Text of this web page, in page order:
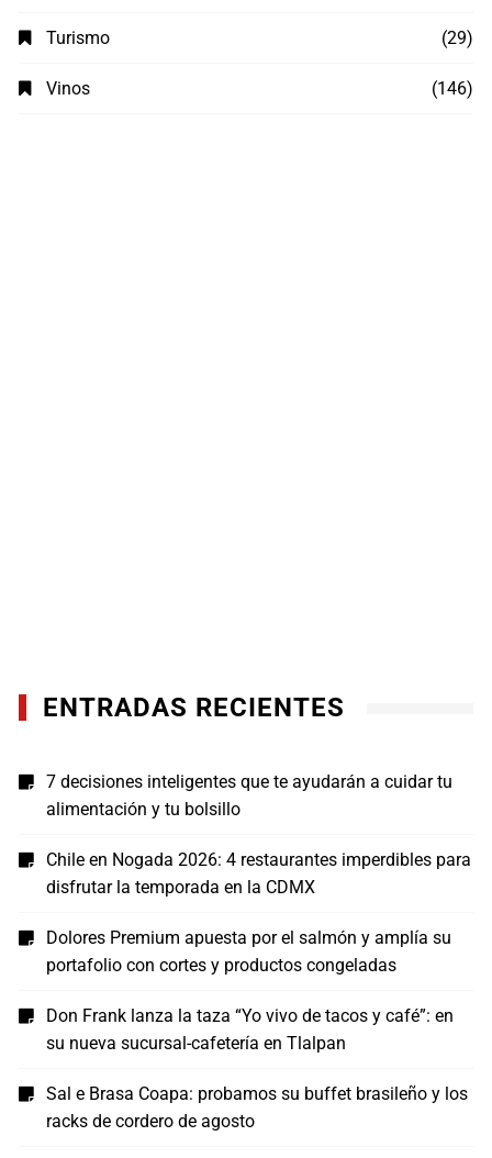
Turismo (29)
Vinos (146)
ENTRADAS RECIENTES
7 decisiones inteligentes que te ayudarán a cuidar tu
alimentación y tu bolsillo
Chile en Nogada 2026: 4 restaurantes imperdibles para
disfrutar la temporada en la CDMX
Dolores Premium apuesta por el salmón y amplía su
portafolio con cortes y productos congeladas
Don Frank lanza la taza “Yo vivo de tacos y café”: en
su nueva sucursal-cafetería en Tlalpan
Sal e Brasa Coapa: probamos su buffet brasileño y los
racks de cordero de agosto